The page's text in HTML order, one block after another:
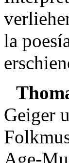
la
Geiger
Age-